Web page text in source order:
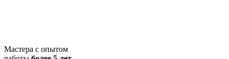
Мастера с опытом